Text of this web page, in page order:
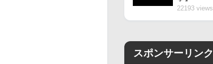
22193 views
スポンサーリンク